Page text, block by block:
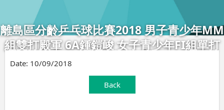
離島區分齡乒乓球比賽2018 男子青少年MM
組雙打殿軍 6A鍾鎧峻 女子青少年FI組單打
Date: 10/09/2018
Back